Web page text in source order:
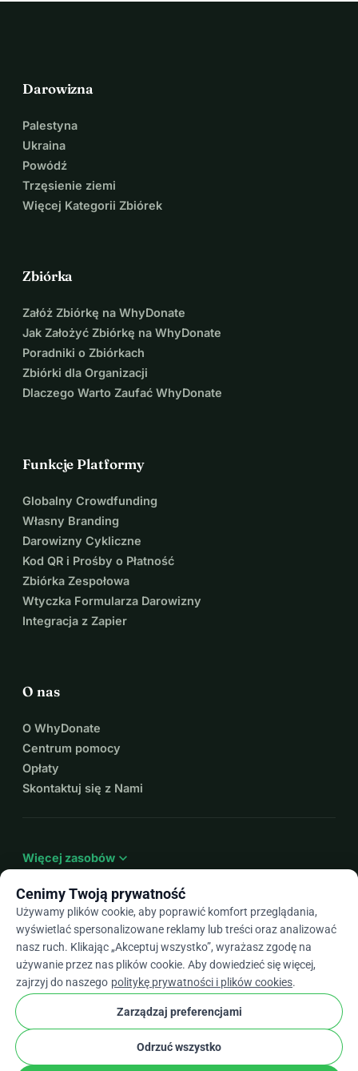
Darowizna
Palestyna
Ukraina
Powódź
Trzęsienie ziemi
Więcej Kategorii Zbiórek
Zbiórka
Załóż Zbiórkę na WhyDonate
Jak Założyć Zbiórkę na WhyDonate
Poradniki o Zbiórkach
Zbiórki dla Organizacji
Dlaczego Warto Zaufać WhyDonate
Funkcje Platformy
Globalny Crowdfunding
Własny Branding
Darowizny Cykliczne
Kod QR i Prośby o Płatność
Zbiórka Zespołowa
Wtyczka Formularza Darowizny
Integracja z Zapier
O nas
O WhyDonate
Centrum pomocy
Opłaty
Skontaktuj się z Nami
Więcej zasobów expand_more
Plarrow_drop_down
★★★★★4,9 / 5 na podstawie ponad 500 opinii
WhyDonate
Prywatność i pliki cookie
Regulamin
Ustawienia Plików Cookie
Cenimy Twoją prywatność
Używamy plików cookie, aby poprawić komfort przeglądania,
wyświetlać spersonalizowane reklamy lub treści oraz analizować
nasz ruch. Klikając „Akceptuj wszystko”, wyrażasz zgodę na
używanie przez nas plików cookie. Aby dowiedzieć się więcej,
zajrzyj do naszego politykę prywatności i plików cookies.
Zarządzaj preferencjami
Odrzuć wszystko